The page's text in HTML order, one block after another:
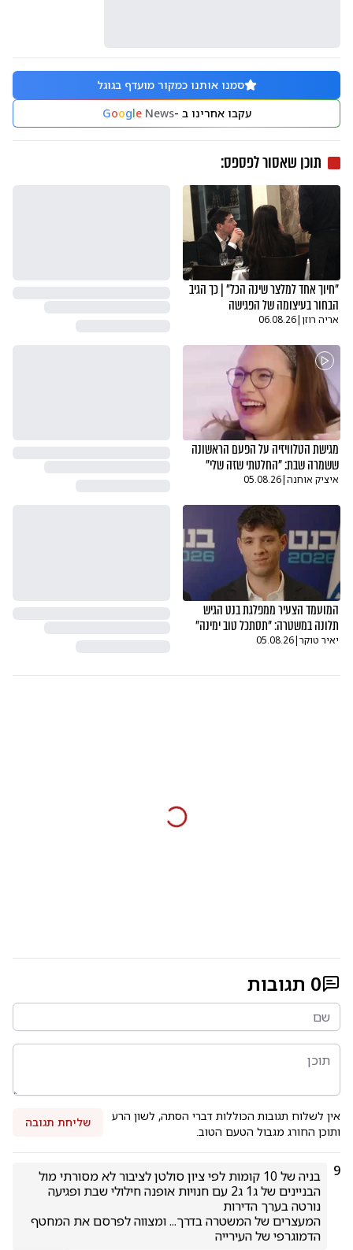
סמנו אותנו כמקור מועדף בגוגל
עקבו אחרינו ב -
GoogleNews
תוכן שאסור לפספס:
"חיוך אחד למלצר שינה הכל" | כך הגיב
הבחור בעיצומה של הפגישה
אריה רוזן|
06.08.26
מגישת הטלוויזיה על הפעם הראשונה
ששמרה שבת: "החלטתי שזה שלי"
איציק אוחנה|
05.08.26
המועמד הצעיר ממפלגת בנט הגיש
תלונה במשטרה: "תסתכל טוב ימינה"
יאיר טוקר|
05.08.26
0 תגובות
אין לשלוח תגובות הכוללות דברי הסתה, לשון הרע
ותוכן החורג מגבול הטעם הטוב.
שליחת תגובה
9
הדמוגרפי של העירייה